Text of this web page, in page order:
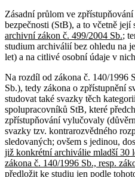
Zásadní průlom ve
bezpečnosti (StB), a to včetně její
archivní zákon č. 499/2004 Sb.;
studium archiválií bez ohledu na
let) a na citlivé osobní údaje v
Na rozdíl od zákona č. 140/1996
Sb.), tedy zákona o zpřístupnění
studovat také svazky těch
spolupracovníků StB, které
zpřístupňování vylučovaly
svazky tzv. kontrarozvědného
sledovaných; ovšem s jedinou,
již konkrétní archiválie mladší 30
zákona č. 140/1996 Sb., resp.
předložit ke studiu jen podle